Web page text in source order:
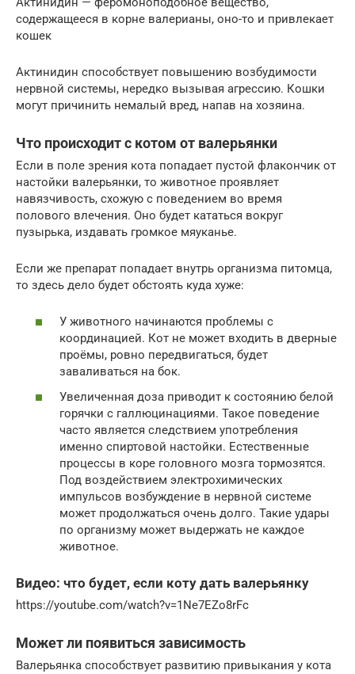
содержащееся в корне валерианы, оно-то и привлекает
кошек
Актинидин способствует повышению возбудимости
нервной системы, нередко вызывая агрессию. Кошки
могут причинить немалый вред, напав на хозяина.
Что происходит с котом от валерьянки
Если в поле зрения кота попадает пустой флакончик от
настойки валерьянки, то животное проявляет
навязчивость, схожую с поведением во время
полового влечения. Оно будет кататься вокруг
пузырька, издавать громкое мяуканье.
Если же препарат попадает внутрь организма питомца,
то здесь дело будет обстоять куда хуже:
У животного начинаются проблемы с
координацией. Кот не может входить в дверные
проёмы, ровно передвигаться, будет
заваливаться на бок.
Увеличенная доза приводит к состоянию белой
горячки с галлюцинациями. Такое поведение
часто является следствием употребления
именно спиртовой настойки. Естественные
процессы в коре головного мозга тормозятся.
Под воздействием электрохимических
импульсов возбуждение в нервной системе
может продолжаться очень долго. Такие удары
по организму может выдержать не каждое
животное.
Видео: что будет, если коту дать валерьянку
https://youtube.com/watch?v=1Ne7EZo8rFc
Может ли появиться зависимость
Валерьянка способствует развитию привыкания у кота